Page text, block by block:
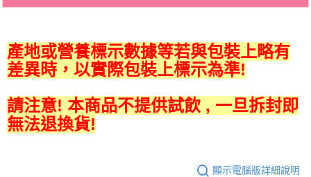
產地或營養標示數據等若與包裝上略有
差異時，以實際包裝上標示為準!
請注意! 本商品不提供試飲 , 一旦拆封即
無法退換貨!
顯示電腦版詳細說明